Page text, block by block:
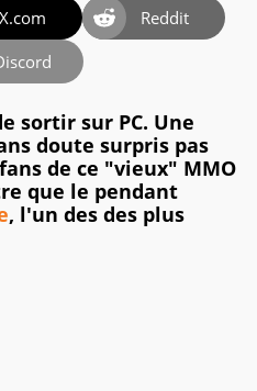
X.com
Reddit
sortir sur PC. Une
doute surpris pas
de ce "vieux" MMO
que le pendant
, l'un des des plus